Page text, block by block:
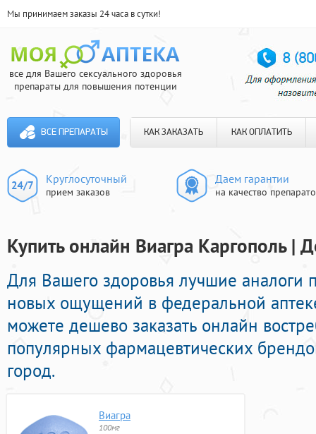
Мы принимаем заказы 24 часа в сутки!
все для Вашего сексуального здоровья
препараты для повышения потенции
ВСЕ ПРЕПАРАТЫ КАК ЗАКАЗАТЬ КАК ОПЛАТИТЬ
Круглосуточный
прием заказов
Даем гарантии
на качество
Купить онлайн Виагра Каргополь |
Для Вашего здоровья лучшие аналоги
новых ощущений в федеральной
можете дешево заказать онлайн
популярных фармацевтических
город.
Виагра
100мг